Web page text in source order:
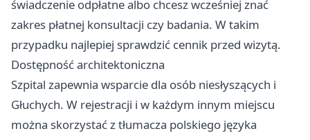
świadczenie odpłatne albo chcesz wcześniej znać
zakres płatnej konsultacji czy badania. W takim
przypadku najlepiej sprawdzić cennik przed wizytą.
Dostępność architektoniczna
Szpital zapewnia wsparcie dla osób niesłyszących i
Głuchych. W rejestracji i w każdym innym miejscu
można skorzystać z tłumacza polskiego języka